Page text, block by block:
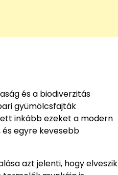
és a biodiverzitás
gyümölcsfajták
inkább ezeket a modern
egyre kevesebb
azt jelenti, hogy elveszik